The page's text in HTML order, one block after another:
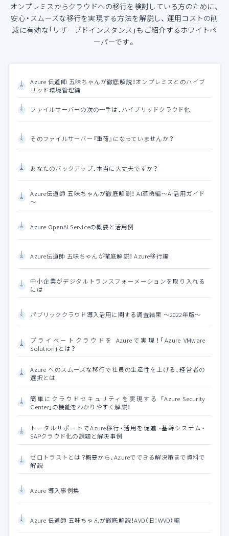
オンプレミスからクラウドへの移行を検討している方のために、
安心・スムーズな移行を実現する方法を解説し、 運用コストの削
減に有効な「リザーブドインスタンス」もご紹介するホワイトペ
ーパーです。
Azure 伝道師 五味ちゃんが徹底解説！オンプレミスとのハイブ
リッド環境管理編
ファイルサーバーの次の一手は、ハイブリッドクラウド化
そのファイルサーバー『重荷』になっていませんか？
あなたのバックアップ、本当に大丈夫ですか？
Azure伝道師 五味ちゃんが徹底解説！ AI革命編～AI活用ガイド
～
Azure OpenAI Serviceの概要と活用例
Azure伝道師 五味ちゃんが徹底解説！ Azure移行編
中小企業がデジタルトランスフォーメーションを取り入れる
には
パブリッククラウド導入活用に関する調査結果 ～2022年版～
プライベートクラウドを Azureで実現！「Azure VMware
Solution」とは？
Azure へのスムーズな移行で社員の生産性を上げる、経営者の
選択とは
簡単にクラウドセキュリティを実現する 「Azure Security
Center」の機能をわかりやすく解説！
トータルサポートでAzure移行・活用を促進 -基幹システム・
SAPクラウド化の課題と解決事例
ゼロトラストとは？概要から、Azureでできる解決策まで資料で
解説
Azure 導入事例集
Azure 伝道師 五味ちゃんが徹底解説！AVD（旧：WVD）編